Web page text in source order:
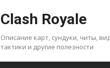
Clash Royale
Описание карт, сундуки, читы,
тактики и другие полезности